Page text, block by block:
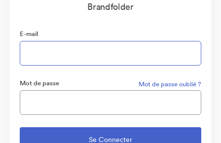
Brandfolder
E-mail
Mot de passe Mot de passe oublié ?